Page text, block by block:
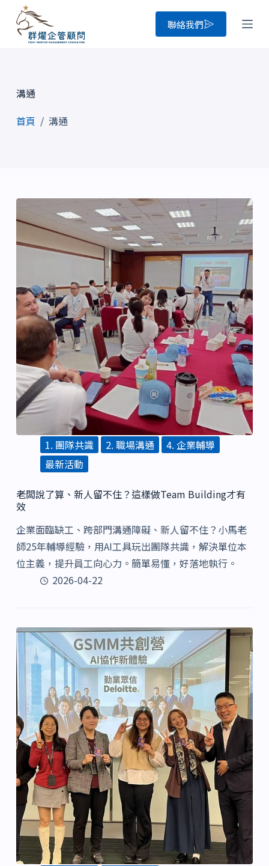
跳
至
容
聯絡我們
溝通
首頁 / 溝通
1. 團隊共識 2. 職場溝通
4. 企業輔導
最新活動
老闆說了算、新人留不住？這樣做Team Building才有
效
企業面臨缺工、跨部門溝通障礙、新人留不住？小馬老
師25年輔導經驗，用AI工具玩出團隊共識，解決單位本
位主義，提升員工向心力。簡單易懂，好落地執行。
2026-04-22